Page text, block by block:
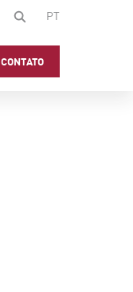
PT
CONTATO